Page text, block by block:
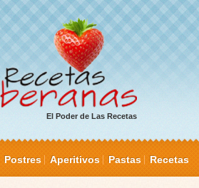
El Poder de Las Recetas
Postres Aperitivos Pastas Recetas